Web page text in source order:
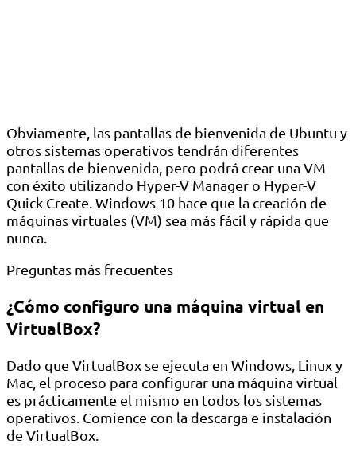
Obviamente, las pantallas de bienvenida de Ubuntu y
otros sistemas operativos tendrán diferentes
pantallas de bienvenida, pero podrá crear una VM
con éxito utilizando Hyper-V Manager o Hyper-V
Quick Create. Windows 10 hace que la creación de
máquinas virtuales (VM) sea más fácil y rápida que
nunca.
Preguntas más frecuentes
¿Cómo configuro una máquina virtual en
VirtualBox?
Dado que VirtualBox se ejecuta en Windows, Linux y
Mac, el proceso para configurar una máquina virtual
es prácticamente el mismo en todos los sistemas
operativos. Comience con la descarga e instalación
de VirtualBox.